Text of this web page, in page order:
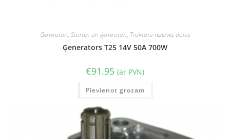
Ģeneratori, Starteri un ģeneratori, Traktoru rezerves daļas
Ģenerators T25 14V 50A 700W
€91.95 (ar PVN)
Pievienot grozam